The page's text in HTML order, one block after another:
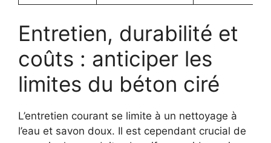
Entretien, durabilité et
coûts : anticiper les
limites du béton ciré
L’entretien courant se limite à un nettoyage à
l’eau et savon doux. Il est cependant crucial de